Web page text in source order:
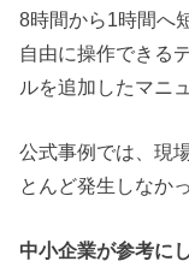
8時間から1時間へ
自由に操作できる
ルを追加したマニ
公式事例では、現
とんど発生しなか
中小企業が参考に